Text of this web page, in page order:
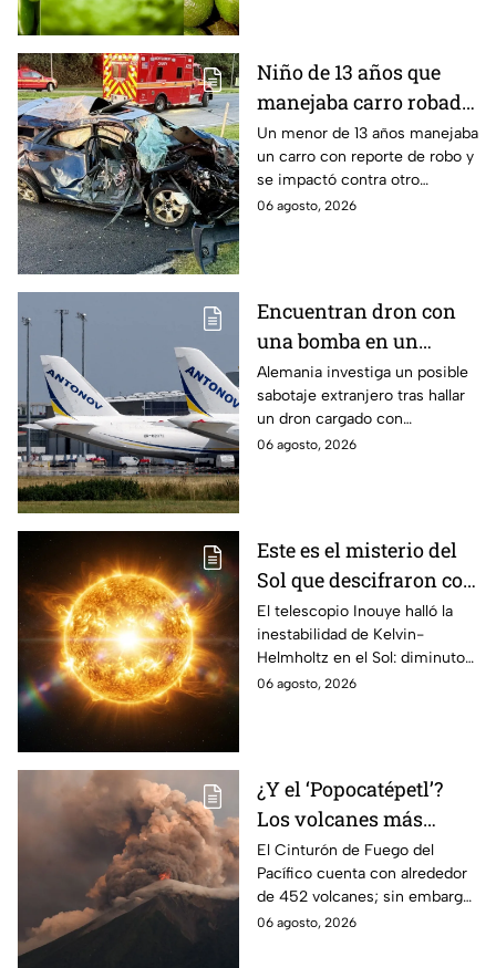
Niño de 13 años que
manejaba carro robado
provoca brutal
accidente; hay un
muerto y heridos de
gravedad
Un menor de 13 años manejaba
un carro con reporte de robo y
se impactó contra otro
vehículo en Maryland, Estados
06 agosto, 2026
Encuentran dron con
una bomba en un
aeropuerto de
Alemania: no explotó
por falla técnica
Alemania investiga un posible
sabotaje extranjero tras hallar
un dron cargado con
explosivos en el aeropuerto de
06 agosto, 2026
Este es el misterio del
Sol que descifraron con
un telescopio en
Hawái: explica las
tormentas solares que
afectan a la Tierra
El telescopio Inouye halló la
inestabilidad de Kelvin-
Helmholtz en el Sol: diminutos
remolinos que explicarían el
06 agosto, 2026
¿Y el ‘Popocatépetl’?
Los volcanes más
activos del Cinturón de
Fuego
El Cinturón de Fuego del
Pacífico cuenta con alrededor
de 452 volcanes; sin embargo,
solo algunos de ellos presentan
06 agosto, 2026